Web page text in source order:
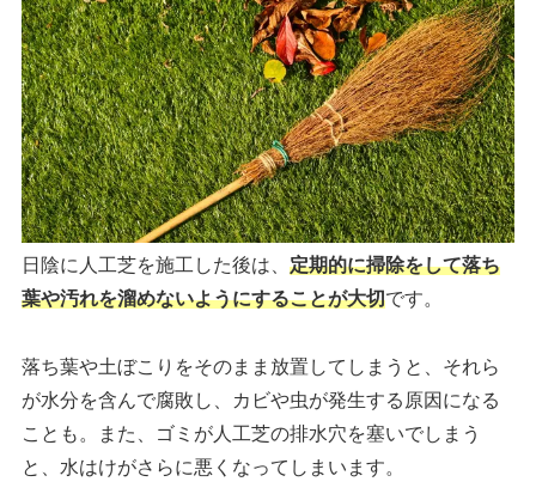
日陰に人工芝を施工した後は、定期的に掃除をして落ち
葉や汚れを溜めないようにすることが大切です。
落ち葉や土ぼこりをそのまま放置してしまうと、それら
が水分を含んで腐敗し、カビや虫が発生する原因になる
ことも。また、ゴミが人工芝の排水穴を塞いでしまう
と、水はけがさらに悪くなってしまいます。